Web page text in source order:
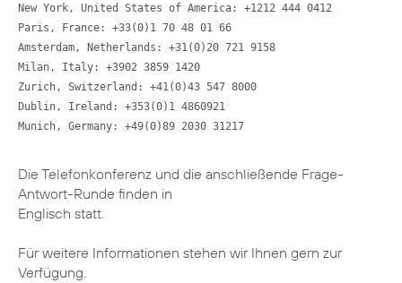
New York, United States of America: +1212 444 0412
Paris, France: +33(0)1 70 48 01 66
Amsterdam, Netherlands: +31(0)20 721 9158
Milan, Italy: +3902 3859 1420
Zurich, Switzerland: +41(0)43 547 8000
Dublin, Ireland: +353(0)1 4860921
Munich, Germany: +49(0)89 2030 31217
Die Telefonkonferenz und die anschließende Frage-
Antwort-Runde finden in
Englisch statt.
Für weitere Informationen stehen wir Ihnen gern zur
Verfügung.